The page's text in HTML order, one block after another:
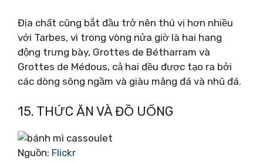
Địa chất cũng bắt đầu trở nên thú vị hơn nhiều
với Tarbes, vì trong vòng nửa giờ là hai hang
động trưng bày, Grottes de Bétharram và
Grottes de Médous, cả hai đều được tạo ra bởi
các dòng sông ngầm và giàu măng đá và nhũ đá.
15. THỨC ĂN VÀ ĐỒ UỐNG
Nguồn: Flickr